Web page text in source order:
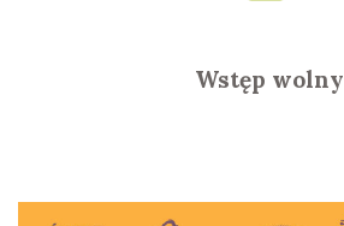
Wstęp wolny